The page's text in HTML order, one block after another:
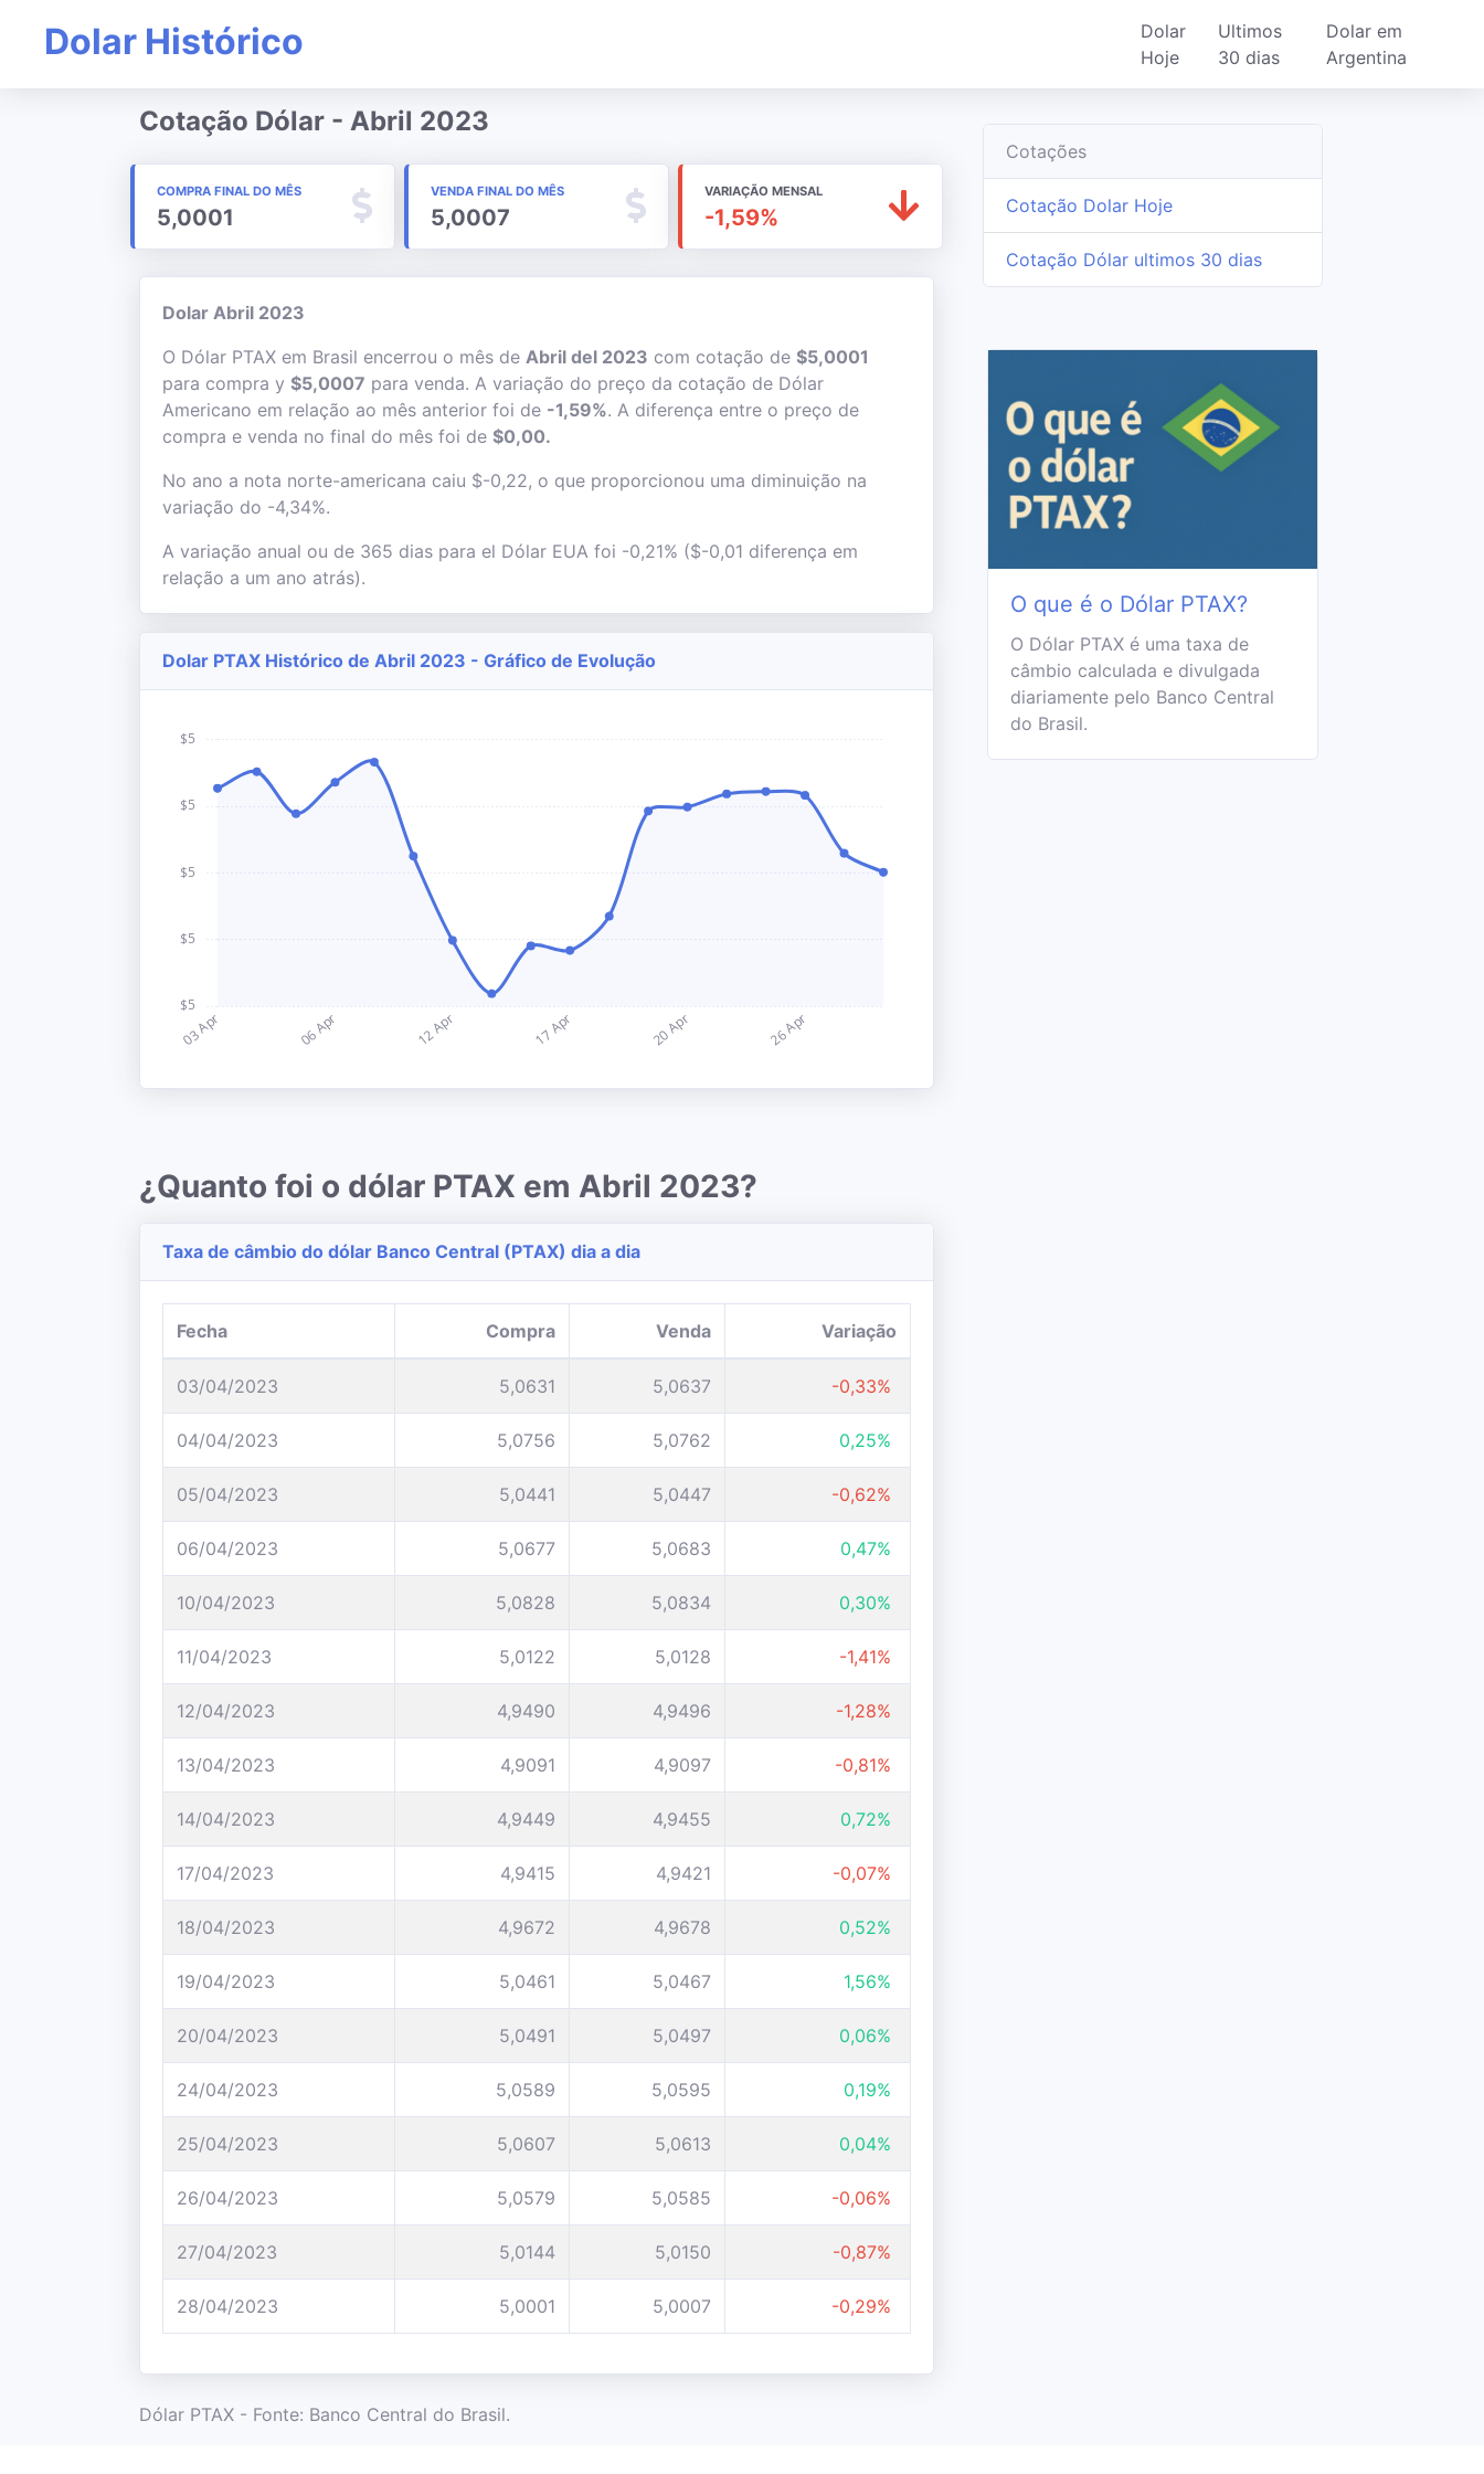
Dolar Histórico
Dolar
Hoje
Ultimos
30 dias
Dolar em
Argentina
Cotação Dólar - Abril 2023
COMPRA FINAL DO MÊS
5,0001
VENDA FINAL DO MÊS
5,0007
VARIAÇÃO MENSAL
-1,59%
Dolar Abril 2023
O Dólar PTAX em Brasil encerrou o mês de Abril del 2023 com cotação de $5,0001
para compra y $5,0007 para venda. A variação do preço da cotação de Dólar
Americano em relação ao mês anterior foi de -1,59%. A diferença entre o preço de
compra e venda no final do mês foi de $0,00.
No ano a nota norte-americana caiu $-0,22, o que proporcionou uma diminuição na
variação do -4,34%.
A variação anual ou de 365 dias para el Dólar EUA foi -0,21% ($-0,01 diferença em
relação a um ano atrás).
Dolar PTAX Histórico de Abril 2023 - Gráfico de Evolução
¿Quanto foi o dólar PTAX em Abril 2023?
Taxa de câmbio do dólar Banco Central (PTAX) dia a dia
Fecha Compra Venda Variação
03/04/2023 5,0631 5,0637 -0,33%
04/04/2023 5,0756 5,0762 0,25%
05/04/2023 5,0441 5,0447 -0,62%
06/04/2023 5,0677 5,0683 0,47%
10/04/2023 5,0828 5,0834 0,30%
11/04/2023 5,0122 5,0128 -1,41%
12/04/2023 4,9490 4,9496 -1,28%
13/04/2023 4,9091 4,9097 -0,81%
14/04/2023 4,9449 4,9455 0,72%
17/04/2023 4,9415 4,9421 -0,07%
18/04/2023 4,9672 4,9678 0,52%
19/04/2023 5,0461 5,0467 1,56%
20/04/2023 5,0491 5,0497 0,06%
24/04/2023 5,0589 5,0595 0,19%
25/04/2023 5,0607 5,0613 0,04%
26/04/2023 5,0579 5,0585 -0,06%
27/04/2023 5,0144 5,0150 -0,87%
28/04/2023 5,0001 5,0007 -0,29%
Dólar PTAX - Fonte: Banco Central do Brasil.
Cotações
Cotação Dolar Hoje
Cotação Dólar ultimos 30 dias
O que é o Dólar PTAX?
O Dólar PTAX é uma taxa de
câmbio calculada e divulgada
diariamente pelo Banco Central
do Brasil.